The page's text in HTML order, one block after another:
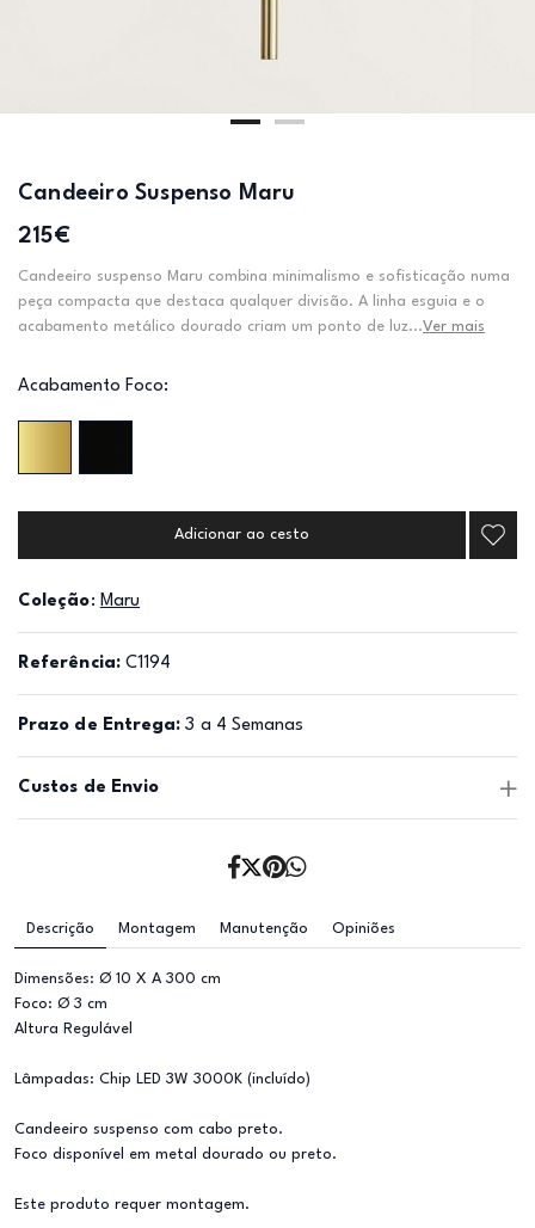
Candeeiro Suspenso Maru
215€
Candeeiro suspenso Maru combina minimalismo e sofisticação numa
peça compacta que destaca qualquer divisão. A linha esguia e o
acabamento metálico dourado criam um ponto de luz...Ver mais
Acabamento Foco:
Adicionar ao cesto
Coleção: Maru
Referência: C1194
Prazo de Entrega: 3 a 4 Semanas
Custos de Envio
Descrição Montagem Manutenção Opiniões
Dimensões: Ø 10 X A 300 cm
Foco: Ø 3 cm
Altura Regulável
Lâmpadas: Chip LED 3W 3000K (incluído)
Candeeiro suspenso com cabo preto.
Foco disponível em metal dourado ou preto.
Este produto requer montagem.